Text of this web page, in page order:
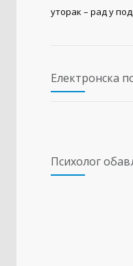
уторак – рад у
Електронска
Психолог